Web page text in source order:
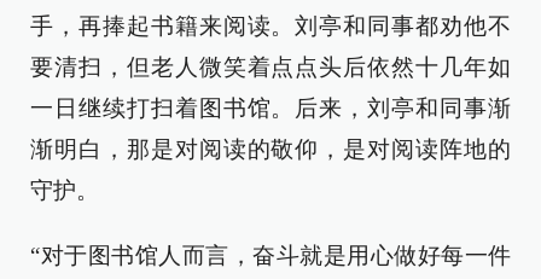
手，再捧起书籍来阅读。刘亭和同事都劝他不
要清扫，但老人微笑着点点头后依然十几年如
一日继续打扫着图书馆。后来，刘亭和同事渐
渐明白，那是对阅读的敬仰，是对阅读阵地的
守护。
“对于图书馆人而言，奋斗就是用心做好每一件